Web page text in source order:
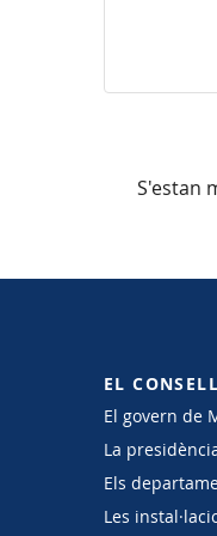
S'estan
EL CONSELL
El govern de
La
Els
Les